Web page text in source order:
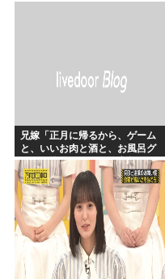
今年のボーナス凄いことになり
兄嫁「正月に帰るから、ゲーム
と、いいお肉と酒と、お風呂グ
ッズの準備しとけよ」寝起きの
私「知るかボケ」兄嫁「キィィ
ィィー！！！！」私「あ…」